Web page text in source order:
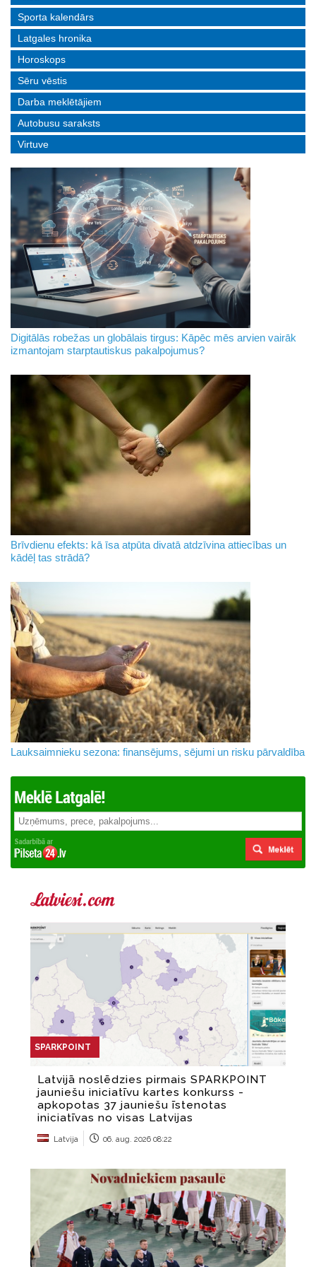
Sporta kalendārs
Latgales hronika
Horoskops
Sēru vēstis
Darba meklētājiem
Autobusu saraksts
Virtuve
Digitālās robežas un globālais tirgus: Kāpēc mēs arvien vairāk
izmantojam starptautiskus pakalpojumus?
Brīvdienu efekts: kā īsa atpūta divatā atdzīvina attiecības un
kādēļ tas strādā?
Lauksaimnieku sezona: finansējums, sējumi un risku pārvaldība